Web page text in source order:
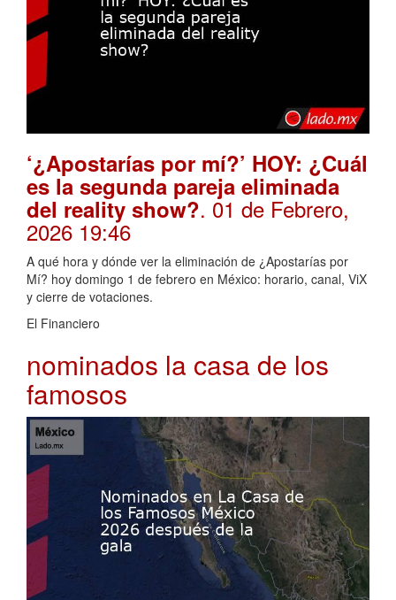
‘¿Apostarías por mí?’ HOY: ¿Cuál
es la segunda pareja eliminada
del reality show?. 01 de Febrero,
2026 19:46
A qué hora y dónde ver la eliminación de ¿Apostarías por
Mí? hoy domingo 1 de febrero en México: horario, canal, ViX
y cierre de votaciones.
El Financiero
nominados la casa de los
famosos